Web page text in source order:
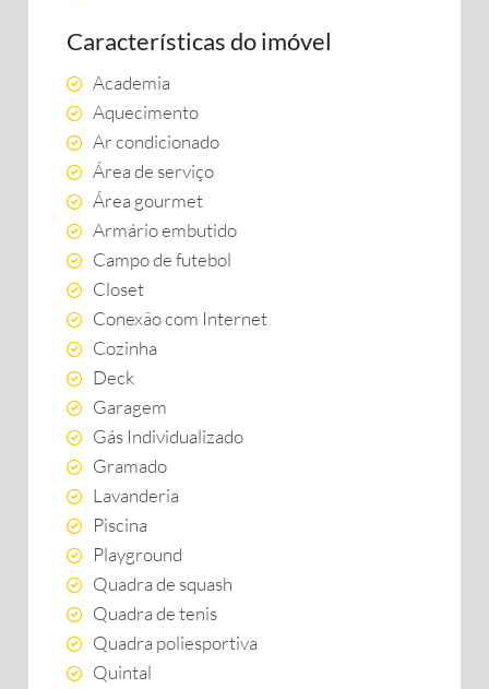
Características do imóvel
Academia
Aquecimento
Ar condicionado
Área de serviço
Área gourmet
Armário embutido
Campo de futebol
Closet
Conexão com Internet
Cozinha
Deck
Garagem
Gás Individualizado
Gramado
Lavanderia
Piscina
Playground
Quadra de squash
Quadra de tenis
Quadra poliesportiva
Quintal